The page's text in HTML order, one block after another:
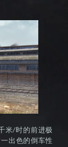
米/时的前进极
出色的倒车性